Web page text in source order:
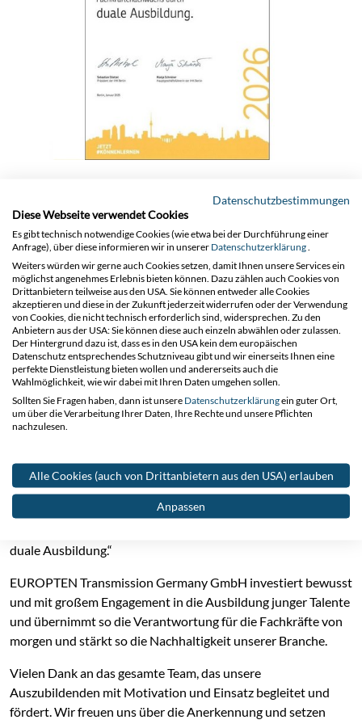
17.02.2026
EUROPTEN Transmission
Germany GmbH erhält
Urkunde für duale
Ausbildung
Die EUROPTEN Transmission Germany GmbH fördert stark
Ausbildungen ermöglicht werden.
Für diese Initiative erhielt sie nun von der Industrie- und
Handelskammer eine Urkunde und die Anerkennung:
duale Ausbildung.“
EUROPTEN Transmission Germany GmbH investiert bewusst
und mit großem Engagement in die Ausbildung junger Talente
und übernimmt so die Verantwortung für die Fachkräfte von
morgen und stärkt so die Nachhaltigkeit unserer Branche.
Vielen Dank an das gesamte Team, das unsere
Auszubildenden mit Motivation und Einsatz begleitet und
fördert. Wir freuen uns über die Anerkennung und setzen
Datenschutzbestimmungen
Diese Webseite verwendet Cookies
Es gibt technisch notwendige Cookies (wie etwa bei der Durchführung einer
Anfrage), über diese informieren wir in unserer Datenschutzerklärung
Weiters würden wir gerne auch Cookies setzen, damit Ihnen unsere Services ein
möglichst angenehmes Erlebnis bieten können. Dazu zählen auch Cookies von
Drittanbietern teilweise aus den USA. Sie können entweder alle Cookies
akzeptieren und diese in der Zukunft jederzeit widerrufen oder der Verwendung
von Cookies, die nicht technisch erforderlich sind, widersprechen. Zu den
Anbietern aus der USA: Sie können diese auch einzeln abwählen oder zulassen.
Der Hintergrund dazu ist, dass es in den USA kein dem europäischen
Datenschutz entsprechendes Schutzniveau gibt und wir einerseits Ihnen eine
perfekte Dienstleistung bieten wollen und andererseits auch die
Wahlmöglichkeit, wie wir dabei mit Ihren Daten umgehen sollen.
Sollten Sie Fragen haben, dann ist unsere Datenschutzerklärungein guter Ort,
um über die Verarbeitung Ihrer Daten, Ihre Rechte und unsere Pflichten
nachzulesen.
Alle Cookies (auch von Drittanbietern aus den USA) erlauben
Anpassen